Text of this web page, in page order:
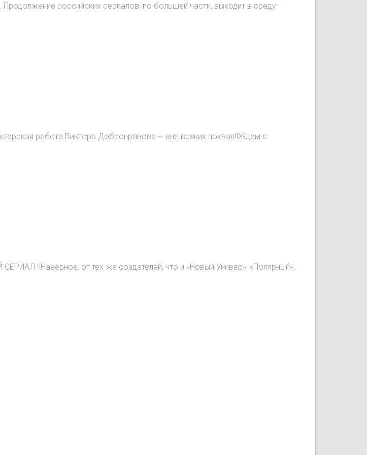
российских сериалов, по большей части, выходит в среду-
работа Виктора Добронравова ~ вне всяких похвал‼️Ждем с
‼️Наверное, от тех же создателей, что и «Новый Универ», «Полярный»,